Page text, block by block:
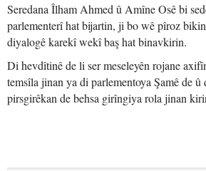
Seredana Îlham Ahmed û Amîne Osê bi
parlementerî hat bijartin, ji bo wê pîroz
diyalogê karekî wekî baş hat binavkirin.
Di hevdîtinê de li ser meseleyên rojane
temsîla jinan ya di parlementoya Şamê de û
pirsgirêkan de behsa girîngiya rola jinan